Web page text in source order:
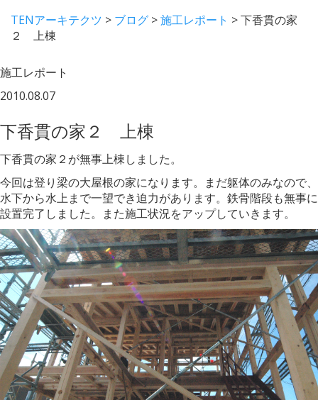
TENアーキテクツ > ブログ >施工レポート >下香貫の家
２ 上棟
施工レポート
2010.08.07
下香貫の家２ 上棟
下香貫の家２が無事上棟しました。
今回は登り梁の大屋根の家になります。まだ躯体のみなので、
水下から水上まで一望でき迫力があります。鉄骨階段も無事に
設置完了しました。また施工状況をアップしていきます。